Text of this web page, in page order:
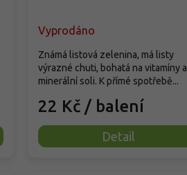
Vyprodáno
22 Kč / balení
Detail
Známá listová zelenina, má listy
výrazné chuti, bohatá na vitamíny a
minerální soli. K přímé spotřebě...